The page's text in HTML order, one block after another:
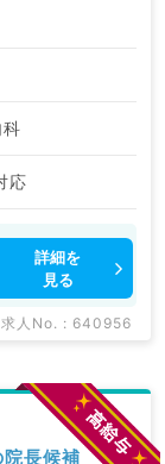
応
詳細を
見る
求人No. : 640956
長候補